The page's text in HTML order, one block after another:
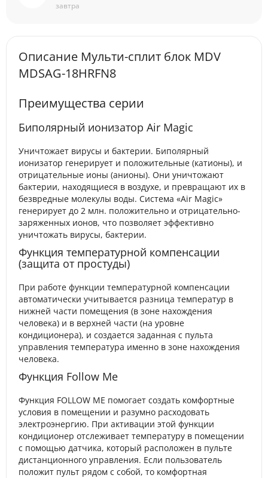
завтра
Описание Мульти-сплит блок MDV
MDSAG-18HRFN8
Преимущества серии
Биполярный ионизатор Air Magic
Уничтожает вирусы и бактерии. Биполярный
ионизатор генерирует и положительные (катионы), и
отрицательные ионы (анионы). Они уничтожают
бактерии, находящиеся в воздухе, и превращают их в
безвредные молекулы воды. Система «Air Magic»
генерирует до 2 млн. положительно и отрицательно-
заряженных ионов, что позволяет эффективно
уничтожать вирусы, бактерии.
Функция температурной компенсации
(защита от простуды)
При работе функции температурной компенсации
автоматически учитывается разница температур в
нижней части помещения (в зоне нахождения
человека) и в верхней части (на уровне
кондиционера), и создается заданная с пульта
управления температура именно в зоне нахождения
человека.
Функция Follow Me
Функция FOLLOW ME помогает создать комфортные
условия в помещении и разумно расходовать
электроэнергию. При активации этой функции
кондиционер отслеживает температуру в помещении
с помощью датчика, который расположен в пульте
дистанционного управления. Если пользователь
положит пульт рядом с собой, то комфортная